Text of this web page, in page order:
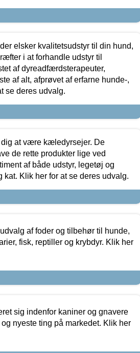
elsker kvalitetsudstyr til din hund,
i at forhandle udstyr til
af dyreadfærdsterapeuter,
af alt, afprøvet af erfarne hunde-,
se deres udvalg.
dig at være kæledyrsejer. De
de rette produkter lige ved
af både udstyr, legetøj og
Klik her for at se deres udvalg.
af foder og tilbehør til hunde,
fisk, reptiller og krybdyr. Klik her
sig indenfor kaniner og gnavere
nyeste ting på markedet. Klik her